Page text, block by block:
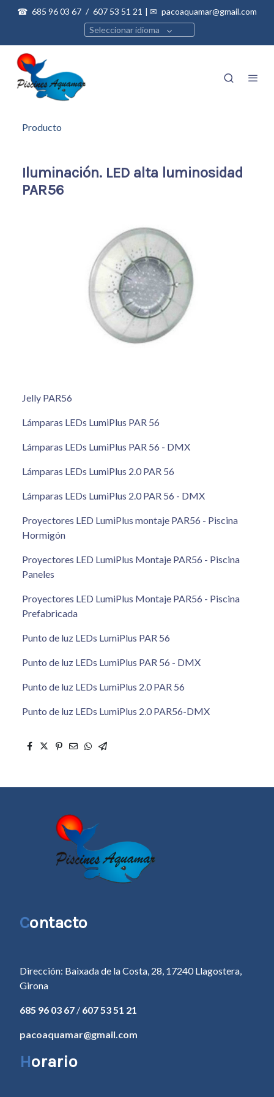
☎ 685 96 03 67 / 607 53 51 21 | ✉ pacoaquamar@gmail.com
Seleccionar idioma
Producto
Iluminación. LED alta luminosidad
PAR56
Jelly PAR56
Lámparas LEDs LumiPlus PAR 56
Lámparas LEDs LumiPlus PAR 56 - DMX
Lámparas LEDs LumiPlus 2.0 PAR 56
Lámparas LEDs LumiPlus 2.0 PAR 56 - DMX
Proyectores LED LumiPlus montaje PAR56 - Piscina
Hormigón
Proyectores LED LumiPlus Montaje PAR56 - Piscina
Paneles
Proyectores LED LumiPlus Montaje PAR56 - Piscina
Prefabricada
Punto de luz LEDs LumiPlus PAR 56
Punto de luz LEDs LumiPlus PAR 56 - DMX
Punto de luz LEDs LumiPlus 2.0 PAR 56
Punto de luz LEDs LumiPlus 2.0 PAR56-DMX
Contacto
Dirección: Baixada de la Costa, 28, 17240 Llagostera,
Girona
685 96 03 67 / 607 53 51 21
pacoaquamar@gmail.com
Horario